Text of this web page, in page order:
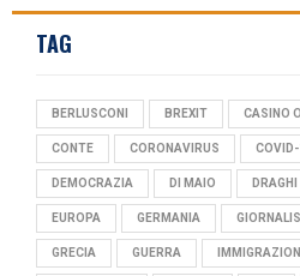
TAG
BERLUSCONI BREXIT CASINO
CONTE CORONAVIRUS
DEMOCRAZIA DI MAIO DRAGHI
EUROPA GERMANIA
GRECIA GUERRA